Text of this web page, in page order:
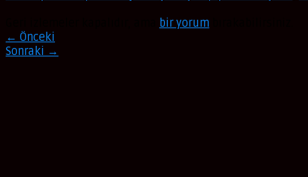
bir yorum
← Önceki
Sonraki →